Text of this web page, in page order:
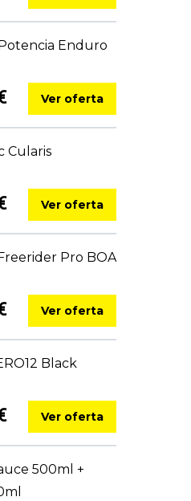
Enduro
Ver oferta
Cularis
Ver oferta
Pro BOA
Ver oferta
Black
Ver oferta
500ml +